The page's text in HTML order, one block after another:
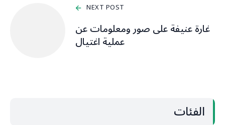
NEXT POST
غارة عنيفة على صور ومعلومات عن
عملية اغتيال
الفئات